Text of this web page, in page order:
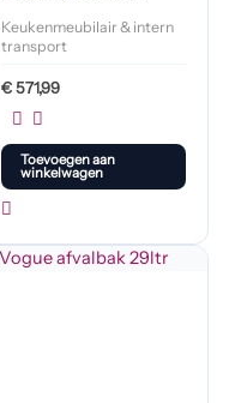
Keukenmeubilair & intern
transport
€571,99
Toevoegen aan
winkelwagen